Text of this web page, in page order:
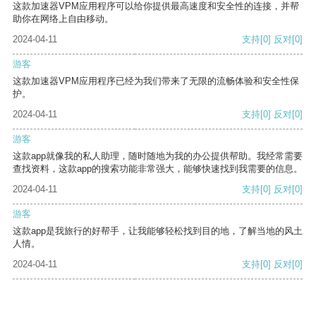
这款加速器VPM应用程序可以给你提供最高速度和安全性的连接，并帮
助你在网络上自由移动。
2024-04-11
支持[0] 反对[0]
游客
这款加速器VPM应用程序已经为我们带来了无限的流畅体验和安全性保
护。
2024-04-11
支持[0] 反对[0]
游客
这款app就像我的私人助理，随时随地为我的办公提供帮助。我经常需要
查找资料，这款app的搜索功能非常强大，能够快速找到我需要的信息。
2024-04-11
支持[0] 反对[0]
游客
这款app是我旅行的好帮手，让我能够轻松找到目的地，了解当地的风土
人情。
2024-04-11
支持[0] 反对[0]